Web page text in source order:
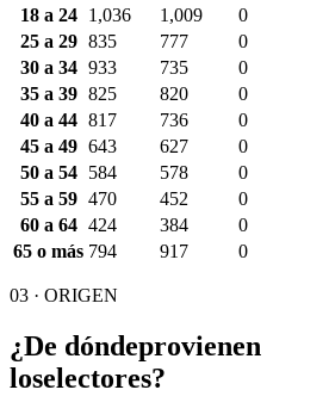
18 a 24
1,036 1,009 0
25 a 29 835 777 0
30 a 34 933 735 0
35 a 39 825 820 0
40 a 44 817 736 0
45 a 49 643 627 0
50 a 54
584 578 0
55 a 59 470 452 0
60 a 64 424 384 0
65 o más 794 917 0
03 · ORIGEN
¿De dóndeprovienen
loselectores?